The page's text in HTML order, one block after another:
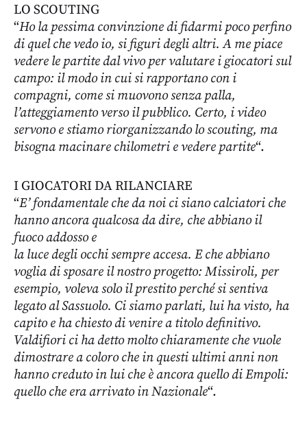
LO SCOUTING
“Ho la pessima convinzione di fidarmi poco perfino
di quel che vedo io, si figuri degli altri. A me piace
vedere le partite dal vivo per valutare i giocatori sul
campo: il modo in cui si rapportano con i
compagni, come si muovono senza palla,
l’atteggiamento verso il pubblico. Certo, i video
servono e stiamo riorganizzando lo scouting, ma
bisogna macinare chilometri e vedere partite“.
I GIOCATORI DA RILANCIARE
“E’ fondamentale che da noi ci siano calciatori che
hanno ancora qualcosa da dire, che abbiano il
fuoco addosso e
la luce degli occhi sempre accesa. E che abbiano
voglia di sposare il nostro progetto: Missiroli, per
esempio, voleva solo il prestito perché si sentiva
legato al Sassuolo. Ci siamo parlati, lui ha visto, ha
capito e ha chiesto di venire a titolo definitivo.
Valdifiori ci ha detto molto chiaramente che vuole
dimostrare a coloro che in questi ultimi anni non
hanno creduto in lui che è ancora quello di Empoli:
quello che era arrivato in Nazionale“.